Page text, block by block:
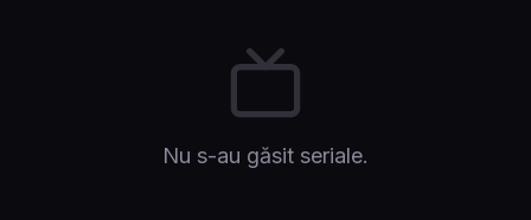
Nu s-au găsit seriale.